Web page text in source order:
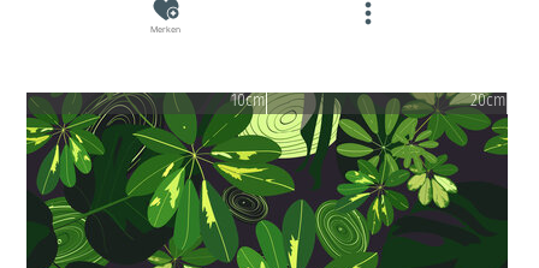
Merken
10cm 20cm